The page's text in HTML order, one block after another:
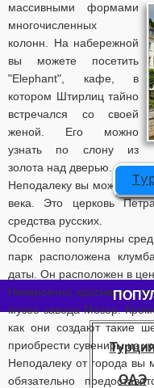
массивными формами
многочисленных
колонн. На набережной
вы можете посетить
"Eleрhant", кафе, в
котором Штирлиц тайно
встречался со своей
женой. Его можно
узнать по слону из
золота над дверью.
Неподалеку вы можете
века. Это церковь
средства русских.
Особенно популярны
парк расположена
даты. Он расположен в
Невероятно красивые
музее завода Мозер.
как они создают такие
приобрести сувениры из
Неподалеку от города вы
обязательно
ОАЭ